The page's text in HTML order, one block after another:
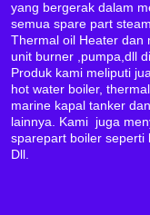
yang bergerak dalam
semua spare part
Thermal oil Heater dan
unit burner ,pumpa,dll
Produk kami meliputi
hot water boiler,
marine kapal tanker
lainnya. Kami juga
sparepart boiler seperti
Dll.